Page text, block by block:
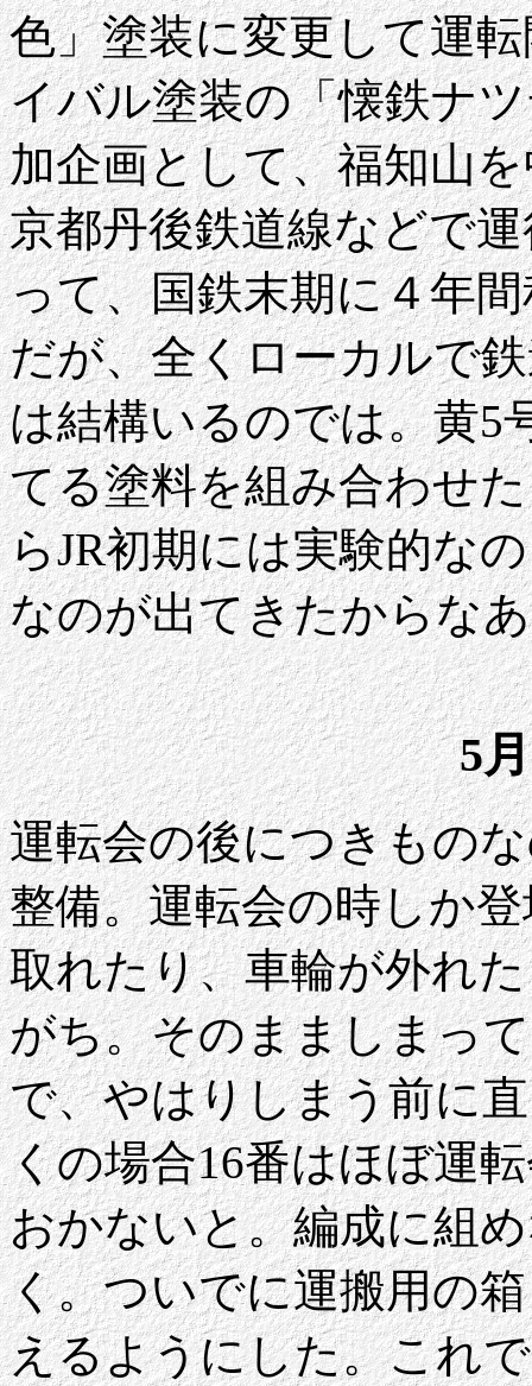
色」塗装に変更して運
イバル塗装の「懐鉄ナ
加企画として、福知山
京都丹後鉄道線などで
って、国鉄末期に４年
だが、全くローカルで
は結構いるのでは。黄5
てる塗料を組み合わせ
らJR初期には実験的な
なのが出てきたからな
5
運転会の後につきもの
整備。運転会の時しか
取れたり、車輪が外れ
がち。そのまましまっ
で、やはりしまう前に
くの場合16番はほぼ運
おかないと。編成に組
く。ついでに運搬用の
えるようにした。これ